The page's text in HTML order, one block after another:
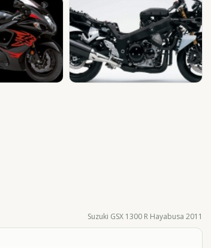
Suzuki GSX 1300 R Hayabusa 2011